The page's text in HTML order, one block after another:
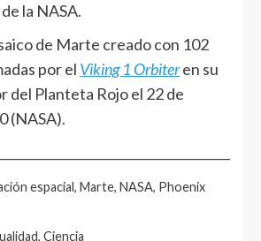
la NASA.
de Marte creado con 102
por el Viking 1 Orbiteren su
del Planteta Rojo el 22 de
(NASA).
espacial, Marte, NASA, Phoenix
Ciencia